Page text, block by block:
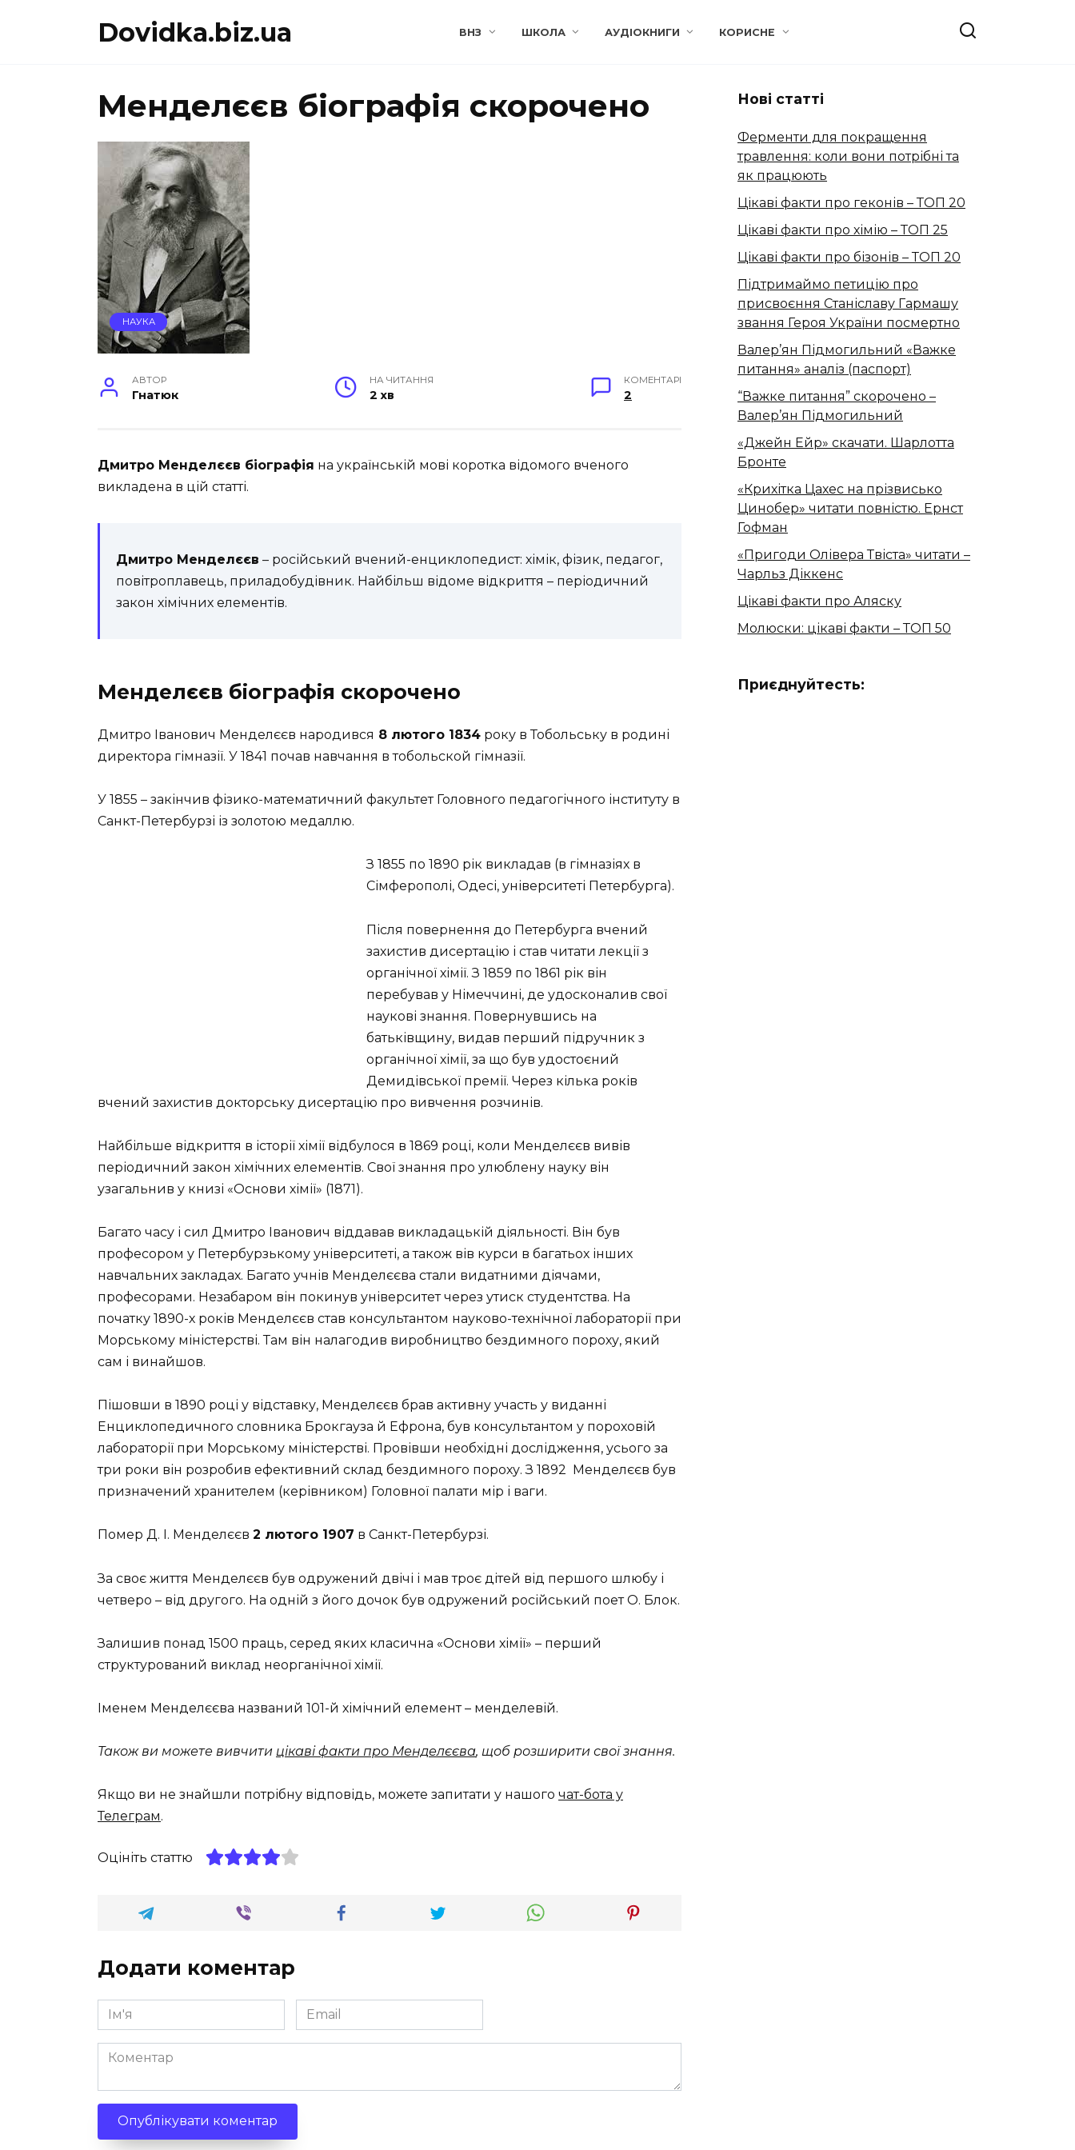
Dovidka.biz.ua ВНЗ ШКОЛА АУДІОКНИГИ КОРИСНЕ
Менделєєв біографія скорочено
НАУКА
АВТОР
Гнатюк
НА ЧИТАННЯ
2 хв
КОМЕНТАРІ
2
Дмитро Менделєєв біографія на українській мові коротка відомого вченого
викладена в цій статті.
Дмитро Менделєєв – російський вчений-енциклопедист: хімік, фізик, педагог,
повітроплавець, приладобудівник. Найбільш відоме відкриття – періодичний
закон хімічних елементів.
Менделєєв біографія скорочено
Дмитро Іванович Менделєєв народився 8 лютого 1834 року в Тобольську в родині
директора гімназії. У 1841 почав навчання в тобольской гімназії.
У 1855 – закінчив фізико-математичний факультет Головного педагогічного інституту в
Санкт-Петербурзі із золотою медаллю.
З 1855 по 1890 рік викладав (в гімназіях в
Сімферополі, Одесі, університеті Петербурга).
Після повернення до Петербурга вчений
захистив дисертацію і став читати лекції з
органічної хімії. З 1859 по 1861 рік він
перебував у Німеччині, де удосконалив свої
наукові знання. Повернувшись на
батьківщину, видав перший підручник з
органічної хімії, за що був удостоєний
Демидівської премії. Через кілька років
вчений захистив докторську дисертацію про вивчення розчинів.
Найбільше відкриття в історії хімії відбулося в 1869 році, коли Менделєєв вивів
періодичний закон хімічних елементів. Свої знання про улюблену науку він
узагальнив у книзі «Основи хімії» (1871).
Багато часу і сил Дмитро Іванович віддавав викладацькій діяльності. Він був
професором у Петербурзькому університеті, а також вів курси в багатьох інших
навчальних закладах. Багато учнів Менделєєва стали видатними діячами,
професорами. Незабаром він покинув університет через утиск студентства. На
початку 1890-х років Менделєєв став консультантом науково-технічної лабораторії при
Морському міністерстві. Там він налагодив виробництво бездимного пороху, який
сам і винайшов.
Пішовши в 1890 році у відставку, Менделєєв брав активну участь у виданні
Енциклопедичного словника Брокгауза й Ефрона, був консультантом у пороховій
лабораторії при Морському міністерстві. Провівши необхідні дослідження, усього за
три роки він розробив ефективний склад бездимного пороху. З 1892 Менделєєв був
призначений хранителем (керівником) Головної палати мір і ваги.
Помер Д. І. Менделєєв 2 лютого 1907 в Санкт-Петербурзі.
За своє життя Менделєєв був одружений двічі і мав троє дітей від першого шлюбу і
четверо – від другого. На одній з його дочок був одружений російський поет О. Блок.
Залишив понад 1500 праць, серед яких класична «Основи хімії» – перший
структурований виклад неорганічної хімії.
Іменем Менделєєва названий 101-й хімічний елемент – менделевій.
Також ви можете вивчити цікаві факти про Менделєєва, щоб розширити свої знання.
Якщо ви не знайшли потрібну відповідь, можете запитати у нашого чат-бота у
Телеграм.
Оцініть статтю
Додати коментар
Ім'я
*
Email
*
Коментар
Нові статті
Ферменти для покращення
травлення: коли вони потрібні та
як працюють
Цікаві факти про геконів – ТОП 20
Цікаві факти про хімію – ТОП 25
Цікаві факти про бізонів – ТОП 20
Підтримаймо петицію про
присвоєння Станіславу Гармашу
звання Героя України посмертно
Валер’ян Підмогильний «Важке
питання» аналіз (паспорт)
“Важке питання” скорочено –
Валер’ян Підмогильний
«Джейн Ейр» скачати. Шарлотта
Бронте
«Крихітка Цахес на прізвисько
Цинобер» читати повністю. Ернст
Гофман
«Пригоди Олівера Твіста» читати –
Чарльз Діккенс
Цікаві факти про Аляску
Молюски: цікаві факти – ТОП 50
Приєднуйтесть: